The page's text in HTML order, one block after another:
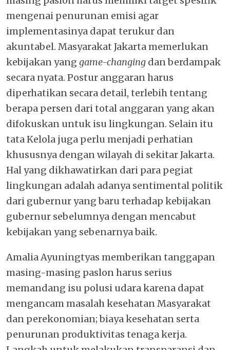
mengenai penurunan emisi agar
implementasinya dapat terukur dan
akuntabel. Masyarakat Jakarta memerlukan
kebijakan yang game-changing dan berdampak
secara nyata. Postur anggaran harus
diperhatikan secara detail, terlebih tentang
berapa persen dari total anggaran yang akan
difokuskan untuk isu lingkungan. Selain itu
tata Kelola juga perlu menjadi perhatian
khususnya dengan wilayah di sekitar Jakarta.
Hal yang dikhawatirkan dari para pegiat
lingkungan adalah adanya sentimental politik
dari gubernur yang baru terhadap kebijakan
gubernur sebelumnya dengan mencabut
kebijakan yang sebenarnya baik.
Amalia Ayuningtyas memberikan tanggapan
masing-masing paslon harus serius
memandang isu polusi udara karena dapat
mengancam masalah kesehatan Masyarakat
dan perekonomian; biaya kesehatan serta
penurunan produktivitas tenaga kerja.